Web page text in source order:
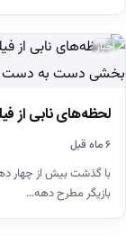
اخبار
لحظه‌های نابی از فیلم
۶ ماه قبل
با گذشت بیش از چهار
بازیگر مطرح دهه…